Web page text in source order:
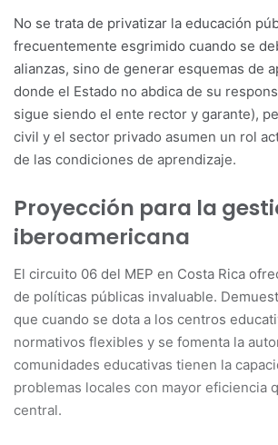
No se trata de privatizar la educación
frecuentemente esgrimido cuando se
alianzas, sino de generar esquemas de
donde el Estado no abdica de su
sigue siendo el ente rector y garante),
civil y el sector privado asumen un rol
de las condiciones de aprendizaje.
Proyección para la
iberoamericana
El circuito 06 del MEP en Costa Rica
de políticas públicas invaluable.
que cuando se dota a los centros
normativos flexibles y se fomenta la
comunidades educativas tienen la
problemas locales con mayor eficiencia
central.